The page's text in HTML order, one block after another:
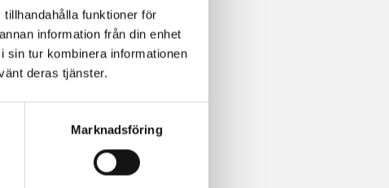
funktioner för
information från din enhet
sin tur kombinera informationen
deras tjänster.
Marknadsföring